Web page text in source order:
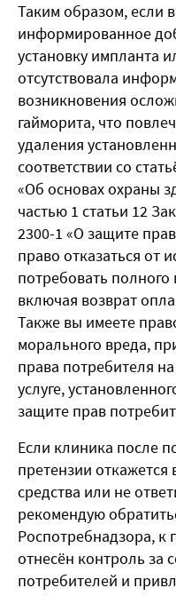
Таким образом, если
информированное
установку импланта
отсутствовала
возникновения
гайморита, что
удаления
соответствии со
«Об основах охраны
частью 1 статьи 12
2300-1 «О защите
право отказаться от
потребовать
включая возврат
Также вы имеете
морального вреда,
права потребителя
услуге,
защите прав
Если клиника после
претензии
средства или не
рекомендую
Роспотребнадзора, к
отнесён контроль за
потребителей и